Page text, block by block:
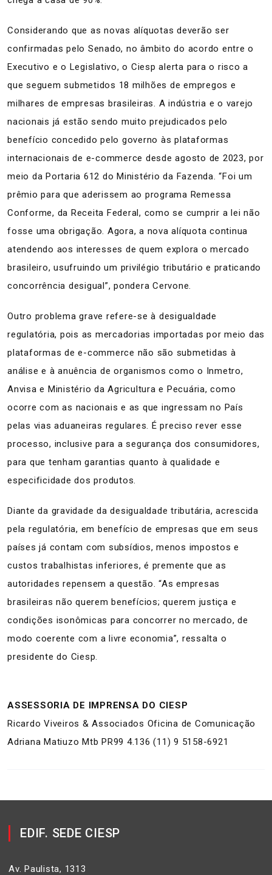
Considerando que as novas alíquotas deverão ser
confirmadas pelo Senado, no âmbito do acordo entre o
Executivo e o Legislativo, o Ciesp alerta para o risco a
que seguem submetidos 18 milhões de empregos e
milhares de empresas brasileiras. A indústria e o varejo
nacionais já estão sendo muito prejudicados pelo
benefício concedido pelo governo às plataformas
internacionais de e-commerce desde agosto de 2023, por
meio da Portaria 612 do Ministério da Fazenda. “Foi um
prêmio para que aderissem ao programa Remessa
Conforme, da Receita Federal, como se cumprir a lei não
fosse uma obrigação. Agora, a nova alíquota continua
atendendo aos interesses de quem explora o mercado
brasileiro, usufruindo um privilégio tributário e praticando
concorrência desigual”, pondera Cervone.
Outro problema grave refere-se à desigualdade
regulatória, pois as mercadorias importadas por meio das
plataformas de e-commerce não são submetidas à
análise e à anuência de organismos como o Inmetro,
Anvisa e Ministério da Agricultura e Pecuária, como
ocorre com as nacionais e as que ingressam no País
pelas vias aduaneiras regulares. É preciso rever esse
processo, inclusive para a segurança dos consumidores,
para que tenham garantias quanto à qualidade e
especificidade dos produtos.
Diante da gravidade da desigualdade tributária, acrescida
pela regulatória, em benefício de empresas que em seus
países já contam com subsídios, menos impostos e
custos trabalhistas inferiores, é premente que as
autoridades repensem a questão. “As empresas
brasileiras não querem benefícios; querem justiça e
condições isonômicas para concorrer no mercado, de
modo coerente com a livre economia”, ressalta o
presidente do Ciesp.
ASSESSORIA DE IMPRENSA DO CIESP
Ricardo Viveiros & Associados Oficina de Comunicação
Adriana Matiuzo Mtb PR99 4.136 (11) 9 5158-6921
EDIF. SEDE CIESP
Av. Paulista, 1313